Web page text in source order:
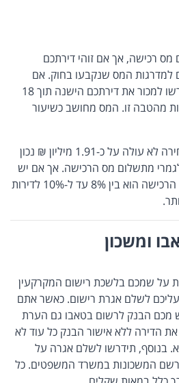
מס רכישה, אך אם זוהי דירתכם
למדרגות המס שנקבעו בחוק. אם
ברשותכם דירה נוספת, תידרשו למכור את דירתכם הישנה תוך 18
מהטבה זו. המס מחושב כשיעור
אם זו דירתכם הראשונה ומחירה לא עולה על כ-1.91 מיליון ₪ נכון
לגמרי מתשלום מס הרכישה. אך אם יש
בבעלותכם דירה נוספת, מס הרכישה הוא בין 8% עד ל-10% לדירות
ומשכון
על שמכם בלשכת רישום המקרקעין
לשלם אגרת רישום. כאשר אתם
מכם הבנק לרשום בטאבו גם הערת
הדירה ללא אישור הבנק כל עוד לא
בנוסף, תידרשו לשלם אגרה על
המשכונות במשרד המשפטים. כל